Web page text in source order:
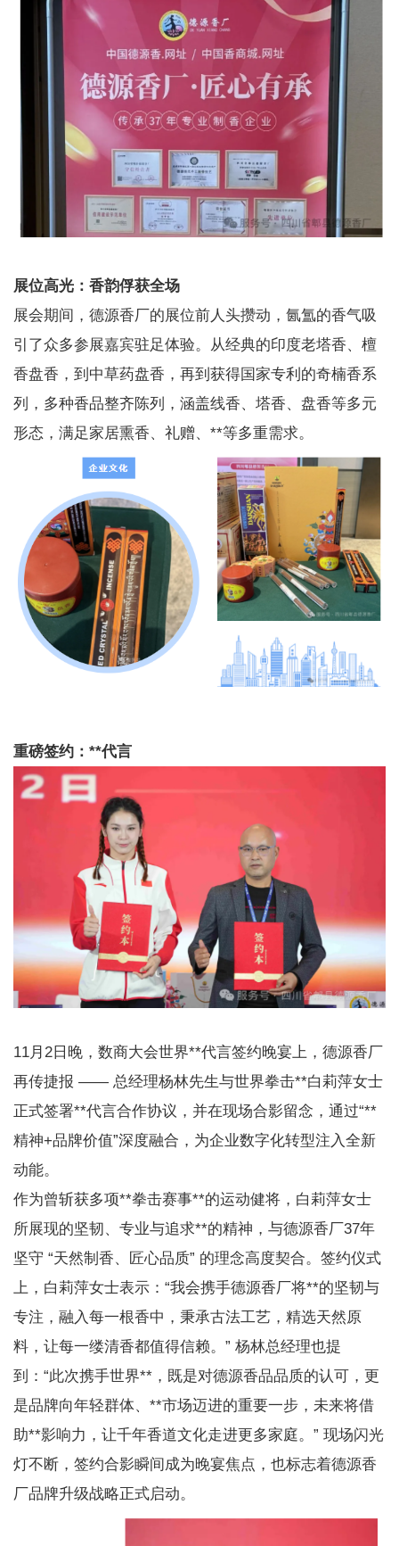
展位高光：香韵俘获全场
展会期间，德源香厂的展位前人头攒动，氤氲的香气吸
引了众多参展嘉宾驻足体验。从经典的印度老塔香、檀
香盘香，到中草药盘香，再到获得国家专利的奇楠香系
列，多种香品整齐陈列，涵盖线香、塔香、盘香等多元
形态，满足家居熏香、礼赠、**等多重需求。
重磅签约：**代言
11月2日晚，数商大会世界**代言签约晚宴上，德源香厂
再传捷报 —— 总经理杨林先生与世界拳击**白莉萍女士
正式签署**代言合作协议，并在现场合影留念，通过“**
精神+品牌价值”深度融合，为企业数字化转型注入全新
动能。
作为曾斩获多项**拳击赛事**的运动健将，白莉萍女士
所展现的坚韧、专业与追求**的精神，与德源香厂37年
坚守 “天然制香、匠心品质” 的理念高度契合。签约仪式
上，白莉萍女士表示：“我会携手德源香厂将**的坚韧与
专注，融入每一根香中，秉承古法工艺，精选天然原
料，让每一缕清香都值得信赖。” 杨林总经理也提
到：“此次携手世界**，既是对德源香品品质的认可，更
是品牌向年轻群体、**市场迈进的重要一步，未来将借
助**影响力，让千年香道文化走进更多家庭。” 现场闪光
灯不断，签约合影瞬间成为晚宴焦点，也标志着德源香
厂品牌升级战略正式启动。